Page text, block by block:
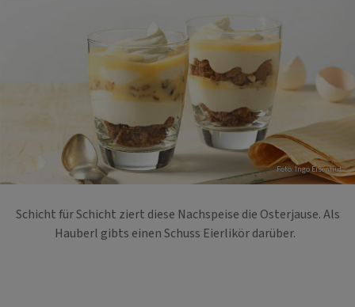
Foto: Ingo Eisenhut
Schicht für Schicht ziert diese Nachspeise die Osterjause. Als
Hauberl gibts einen Schuss Eierlikör darüber.